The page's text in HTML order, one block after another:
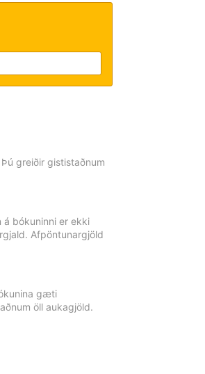
greiðir gististaðnum
bókuninni er ekki
Afpöntunargjöld
gæti
öll aukagjöld.